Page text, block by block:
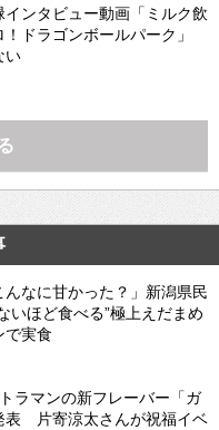
ンタビュー動画「ミルク飲
！ドラゴンボールパーク」
い
んなに甘かった？」新潟県民
いほど食べる”極上えだまめ
で実食
ラマンの新フレーバー「ガ
表 片寄涼太さんが祝福イベ